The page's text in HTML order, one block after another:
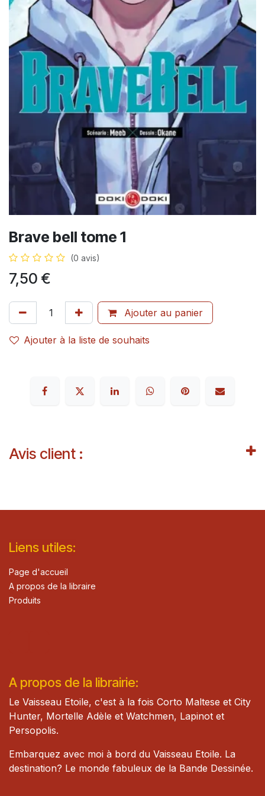
Brave bell tome 1
(0 avis)
7,50 €
Ajouter au panier
Ajouter à la liste de souhaits
Avis client :
Lie​ns utiles:
Page d'accueil
A propos de la libraire
Produits
A propos de la librairie:
Le Vaisseau Etoile, c'est à la fois Corto Maltese et City
Hunter, Mortelle Adèle et Watch​men, Lapinot et
Persopolis.
Embarquez avec moi à bord du Vaisseau Etoile. La
destination? Le monde fabuleux de la Bande Dessinée.